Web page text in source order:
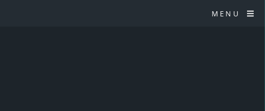
MENU